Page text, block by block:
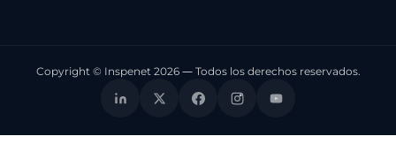
Copyright © Inspenet 2026 — Todos los derechos reservados.